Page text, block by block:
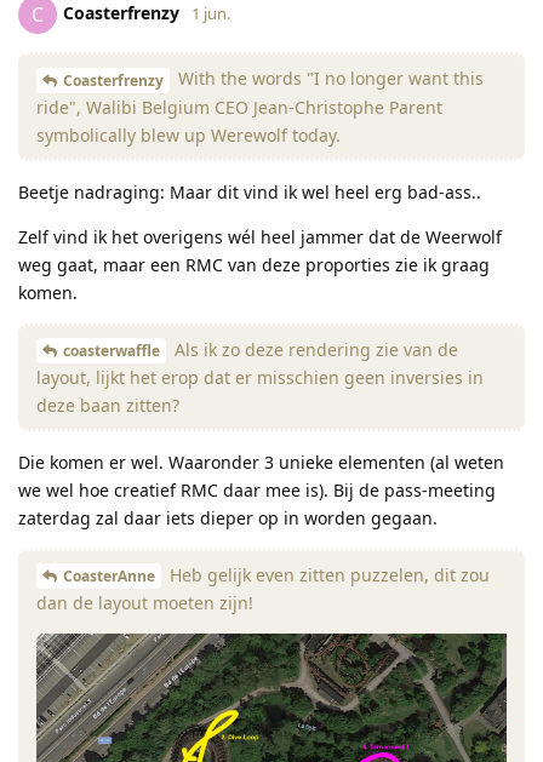
C Coasterfrenzy 1 jun.
Coasterfrenzy
With the words "I no longer want this
ride", Walibi Belgium CEO Jean-Christophe Parent
symbolically blew up Werewolf today.
Beetje nadraging: Maar dit vind ik wel heel erg bad-ass..
Zelf vind ik het overigens wél heel jammer dat de Weerwolf
weg gaat, maar een RMC van deze proporties zie ik graag
komen.
coasterwaffle
Als ik zo deze rendering zie van de
layout, lijkt het erop dat er misschien geen inversies in
deze baan zitten?
Die komen er wel. Waaronder 3 unieke elementen (al weten
we wel hoe creatief RMC daar mee is). Bij de pass-meeting
zaterdag zal daar iets dieper op in worden gegaan.
CoasterAnne
Heb gelijk even zitten puzzelen, dit zou
dan de layout moeten zijn!